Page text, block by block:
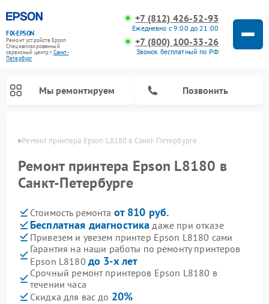
FIX-EPSON
Ремонт устройств Epson
Специализированный
cервисный центр г.Санкт-
Петербург
+7 (812) 426-52-93
Ежедневно с 9:00 до 21:00
+7 (800) 100-33-26
Звонок бесплатный по РФ
Мы ремонтируем Позвонить
Ремонт принтера Epson L8180 в Санкт-Петербурге
Ремонт принтера Epson L8180 в
Санкт-Петербурге
Стоимость ремонта от 810 руб.
Бесплатная диагностика даже при отказе
Привезем и увезем принтер Epson L8180 сами
Гарантия на наши работы по ремонту принтеров
Epson L8180 до 3-х лет
Срочный ремонт принтеров Epson L8180 в
течении часа
Скидка для вас до 20%